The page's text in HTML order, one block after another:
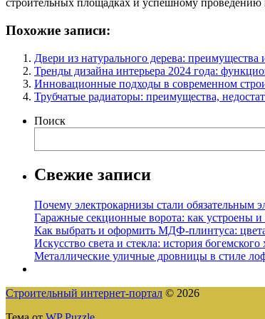
строительных площадках и успешному проведению
Похожие записи:
Двери из натурального дерева: преимущества
Тренды дизайна интерьера 2024 года:
Инновационные подходы в современном
Трубчатые радиаторы: преимущества,
Поиск
Свежие записи
Почему электрокарнизы стали обязательным
Гаражные секционные ворота: как устроены
Как выбрать и оформить МДФ-плинтуса:
Искусство света и стекла: история
Металлические уличные дровницы в стиле
Строительный интернет-портал © 2026